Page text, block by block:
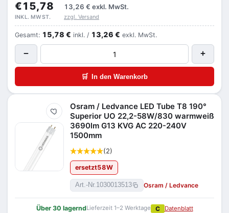
€15,78 13,26 € exkl. MwSt.
INKL. MWST. zzgl. Versand
Gesamt: 15,78 € inkl. / 13,26 € exkl. MwSt.
− +
🛒 In den Warenkorb
Merken
Osram / Ledvance LED Tube T8 190°
Superior UO 22,2-58W/830 warmweiß
3690lm G13 KVG AC 220-240V
1500mm
(2)
ersetzt58W
Art.-Nr.1030013513 Osram / Ledvance
Über 30 lagerndLieferzeit 1–2 Werktage C Datenblatt